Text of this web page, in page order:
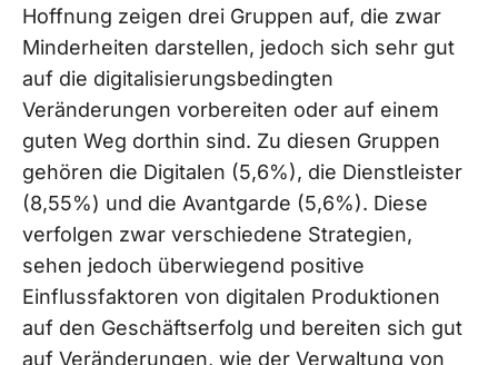
Hoffnung zeigen drei Gruppen auf, die zwar
Minderheiten darstellen, jedoch sich sehr gut
auf die digitalisierungsbedingten
Veränderungen vorbereiten oder auf einem
guten Weg dorthin sind. Zu diesen Gruppen
gehören die Digitalen (5,6%), die Dienstleister
(8,55%) und die Avantgarde (5,6%). Diese
verfolgen zwar verschiedene Strategien,
sehen jedoch überwiegend positive
Einflussfaktoren von digitalen Produktionen
auf den Geschäftserfolg und bereiten sich gut
auf Veränderungen, wie der Verwaltung von